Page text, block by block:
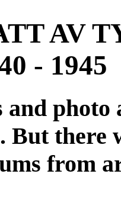
AV
- 1945
and
there
from